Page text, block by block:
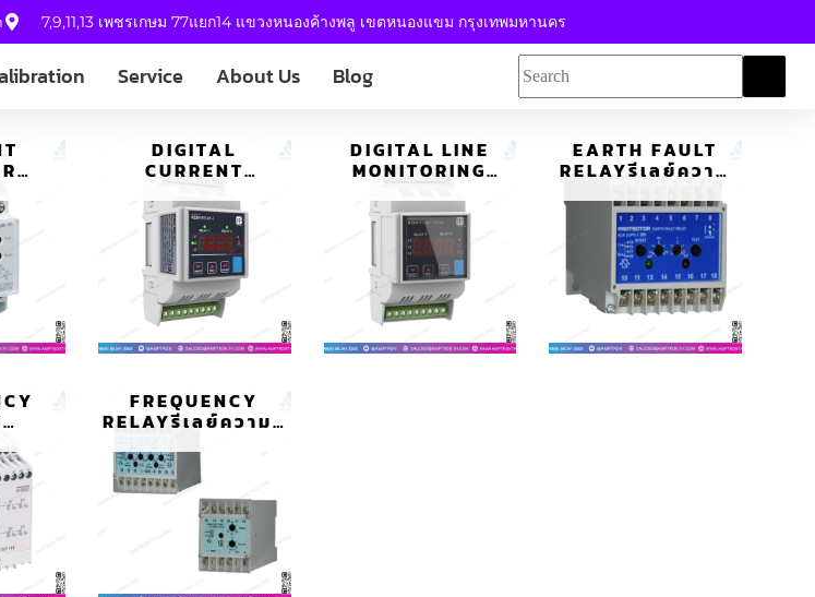
7,9,11,13 เพชรเกษม 77แยก14 แขวงหนองค้างพลู เขตหนองแขม กรุงเทพมหานคร
Service About Us Blog
DIGITAL
CURRENT
MONITORING
RELAYรีเลย์ตรวจ
สอบกระแสแบบ
ดิจิตอล
DIGITAL LINE
MONITORING
RELAY รีเลย์ตรวจ
สอบสายดิจิตอล
EARTH FAULT
RELAYรีเลย์ความ
253
MK
FREQUENCY
RELAYรีเลย์ความถี่